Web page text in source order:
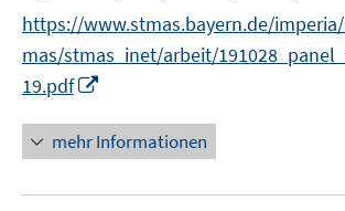
ö
f
f
e
n
https://www.stmas.bayern.de/
mas/stmas_inet/arbeit/
19.pdf
n
e
u
mehr Informationen